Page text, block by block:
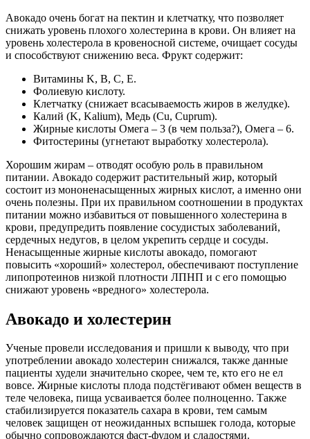
Авокадо очень богат на пектин и клетчатку, что позволяет
снижать уровень плохого холестерина в крови. Он влияет на
уровень холестерола в кровеносной системе, очищает сосуды
и способствуют снижению веса. Фрукт содержит:
Витамины K, B, C, E.
Фолиевую кислоту.
Клетчатку (снижает всасываемость жиров в желудке).
Калий (K, Kalium), Медь (Cu, Cuprum).
Жирные кислоты Омега – 3 (в чем польза?), Омега – 6.
Фитостерины (угнетают выработку холестерола).
Хорошим жирам – отводят особую роль в правильном
питании. Авокадо содержит растительный жир, который
состоит из мононенасыщенных жирных кислот, а именно они
очень полезны. При их правильном соотношении в продуктах
питании можно избавиться от повышенного холестерина в
крови, предупредить появление сосудистых заболеваний,
сердечных недугов, в целом укрепить сердце и сосуды.
Ненасыщенные жирные кислоты авокадо, помогают
повысить «хороший» холестерол, обеспечивают поступление
липопротеинов низкой плотности ЛПНП и с его помощью
снижают уровень «вредного» холестерола.
Авокадо и холестерин
Ученые провели исследования и пришли к выводу, что при
употреблении авокадо холестерин снижался, также данные
пациенты худели значительно скорее, чем те, кто его не ел
вовсе. Жирные кислоты плода подстёгивают обмен веществ в
теле человека, пища усваивается более полноценно. Также
стабилизируется показатель сахара в крови, тем самым
человек защищен от неожиданных вспышек голода, которые
обычно сопровождаются фаст-фудом и сладостями.